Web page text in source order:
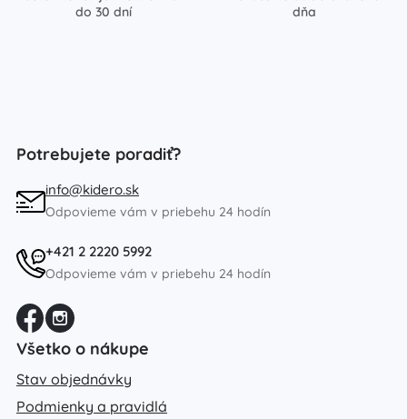
do 30 dní
dňa
Potrebujete poradiť?
info@kidero.sk
Odpovieme vám v priebehu 24 hodín
+421 2 2220 5992
Odpovieme vám v priebehu 24 hodín
Všetko o nákupe
Stav objednávky
Podmienky a pravidlá